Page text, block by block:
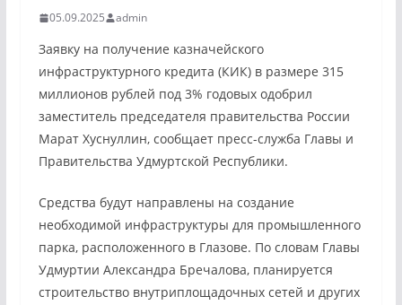
05.09.2025 admin
Заявку на получение казначейского
инфраструктурного кредита (КИК) в размере 315
миллионов рублей под 3% годовых одобрил
заместитель председателя правительства России
Марат Хуснуллин, сообщает пресс-служба Главы и
Правительства Удмуртской Республики.
Средства будут направлены на создание
необходимой инфраструктуры для промышленного
парка, расположенного в Глазове. По словам Главы
Удмуртии Александра Бречалова, планируется
строительство внутриплощадочных сетей и других